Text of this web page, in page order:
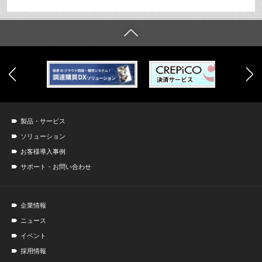
製品・サービス
ソリューション
お客様導入事例
サポート・お問い合わせ
企業情報
ニュース
イベント
採用情報